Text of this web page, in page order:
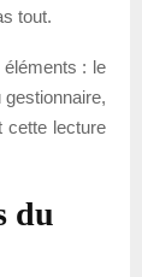
tout.
: le
gestionnaire,
cette lecture
du